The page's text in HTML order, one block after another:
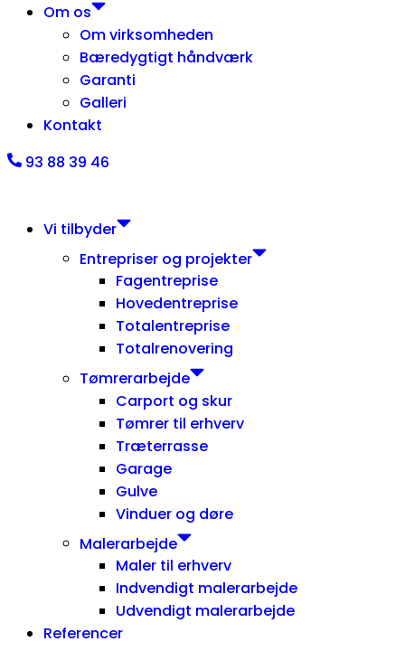
Om os
Om virksomheden
Bæredygtigt håndværk
Garanti
Galleri
Kontakt
93 88 39 46
Vi tilbyder
Entrepriser og projekter
Fagentreprise
Hovedentreprise
Totalentreprise
Totalrenovering
Tømrerarbejde
Carport og skur
Tømrer til erhverv
Træterrasse
Garage
Gulve
Vinduer og døre
Malerarbejde
Maler til erhverv
Indvendigt malerarbejde
Udvendigt malerarbejde
Referencer